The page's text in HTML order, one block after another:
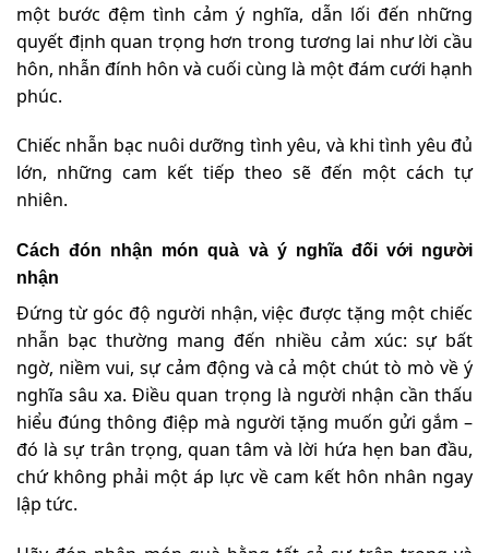
một bước đệm tình cảm ý nghĩa, dẫn lối đến những
quyết định quan trọng hơn trong tương lai như lời cầu
hôn, nhẫn đính hôn và cuối cùng là một đám cưới hạnh
phúc.
Chiếc nhẫn bạc nuôi dưỡng tình yêu, và khi tình yêu đủ
lớn, những cam kết tiếp theo sẽ đến một cách tự
nhiên.
Cách đón nhận món quà và ý nghĩa đối với người
nhận
Đứng từ góc độ người nhận, việc được tặng một chiếc
nhẫn bạc thường mang đến nhiều cảm xúc: sự bất
ngờ, niềm vui, sự cảm động và cả một chút tò mò về ý
nghĩa sâu xa. Điều quan trọng là người nhận cần thấu
hiểu đúng thông điệp mà người tặng muốn gửi gắm –
đó là sự trân trọng, quan tâm và lời hứa hẹn ban đầu,
chứ không phải một áp lực về cam kết hôn nhân ngay
lập tức.